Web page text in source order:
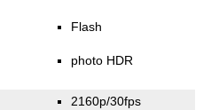
Flash
photo HDR
2160p/30fps